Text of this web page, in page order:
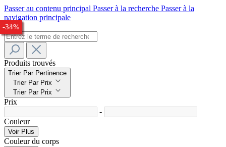
Passer au contenu principal Passer à la recherche Passer à la
navigation principale
Produits trouvés
Trier Par Pertinence
Trier Par Prix
Trier Par Prix
Prix
-
Couleur
Voir Plus
Couleur du corps
-29%
-26%
-25%
-28%
-29%
-33%
-34%